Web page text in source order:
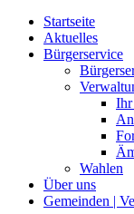
Startseite
Aktuelles
Bürgerservice
Ihr
Wahlen
Über uns
Gemeinden |